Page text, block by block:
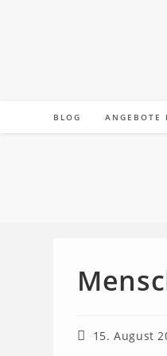
BLOG ANGEBOTE
Beitrag
15. August